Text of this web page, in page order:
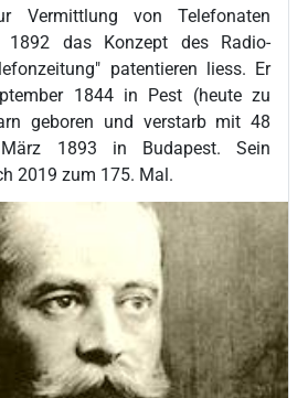
Vermittlung von Telefonaten
das Konzept des Radio-
patentieren liess. Er
1844 in Pest (heute zu
geboren und verstarb mit 48
1893 in Budapest. Sein
2019 zum 175. Mal.